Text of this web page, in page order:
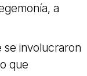
a
se involucraron
que